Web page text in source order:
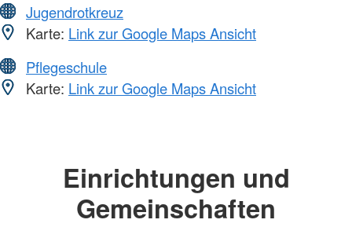
Jugendrotkreuz
Karte: Link zur Google Maps Ansicht
Pflegeschule
Karte: Link zur Google Maps Ansicht
Einrichtungen und
Gemeinschaften